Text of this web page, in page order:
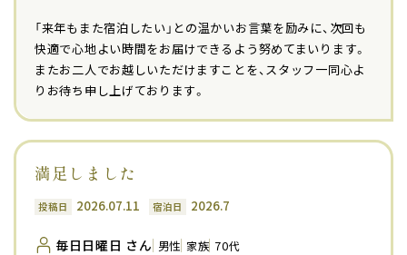
「来年もまた宿泊したい」との温かいお言葉を励みに、次回も
快適で心地よい時間をお届けできるよう努めてまいります。
またお二人でお越しいただけますことを、スタッフ一同心よ
りお待ち申し上げております。
満足しました
投稿日 2026.07.11 宿泊日 2026.7
毎日日曜日 さん 男性 家族 70代